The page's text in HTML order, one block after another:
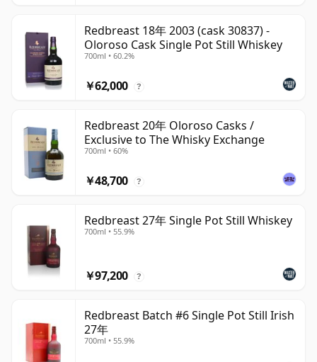
Redbreast 18年 2003 (cask 30837) -
Oloroso Cask Single Pot Still Whiskey
700ml • 60.2%
￥62,000 ?
Redbreast 20年 Oloroso Casks /
Exclusive to The Whisky Exchange
700ml • 60%
￥48,700 ?
Redbreast 27年 Single Pot Still Whiskey
700ml • 55.9%
￥97,200 ?
Redbreast Batch #6 Single Pot Still Irish
27年
700ml • 55.9%